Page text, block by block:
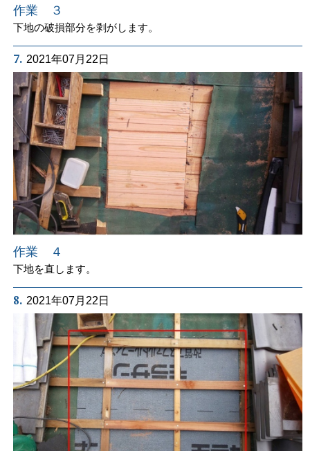
作業 ３
下地の破損部分を剥がします。
7. 2021年07月22日
作業 ４
下地を直します。
8. 2021年07月22日